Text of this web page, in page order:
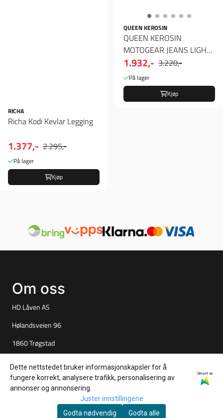
RICHA
Richa Kodi Kevlar Legging
1.377,- 2.295,-
På lager
Kjøp
QUEEN KEROSIN
QUEEN KEROSIN
MOTOGEAR JEANS LIGHT
BLUE
1.932,- 3.220,-
På lager
Kjøp
Om oss
HD Låven AS
Hølandsveien 96
1860 Trøgstad
Tlf:+4790847527
Dette nettstedet bruker informasjonskapsler for å
fungere korrekt, analysere trafikk, personalisering av
annonser og annonsering.
Drevet av
Juster innstillingene
Godta nødvendig
Godta alle